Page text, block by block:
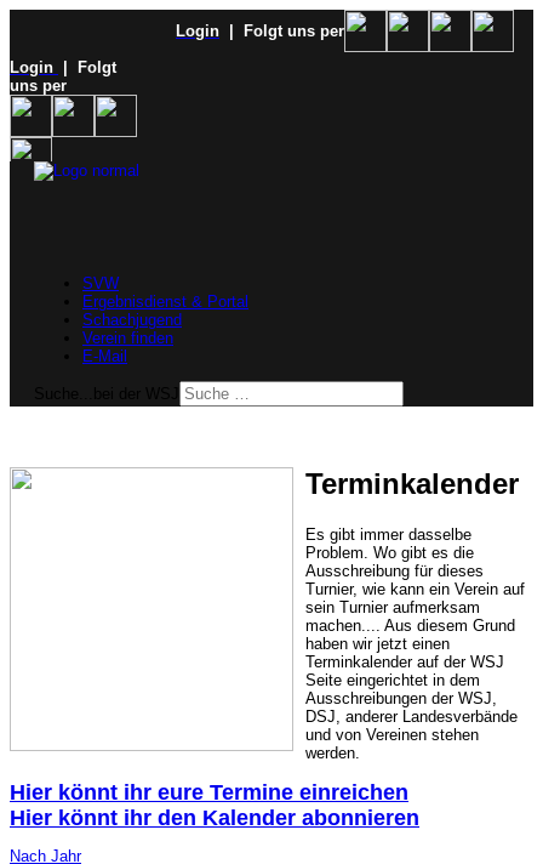
Login
| Folgt uns per
Login
| Folgt
uns per
SVW
Ergebnisdienst & Portal
Schachjugend
Verein finden
E-Mail
Terminkalender
Es gibt immer dasselbe
Problem. Wo gibt es die
Ausschreibung für dieses
Turnier, wie kann ein Verein auf
sein Turnier aufmerksam
machen.... Aus diesem Grund
haben wir jetzt einen
Terminkalender auf der WSJ
Seite eingerichtet in dem
Ausschreibungen der WSJ,
DSJ, anderer Landesverbände
und von Vereinen stehen
werden.
Hier könnt ihr eure Termine einreichen
Hier könnt ihr den Kalender abonnieren
Nach Jahr